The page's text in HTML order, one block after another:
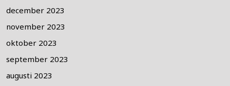
december 2023
november 2023
oktober 2023
september 2023
augusti 2023